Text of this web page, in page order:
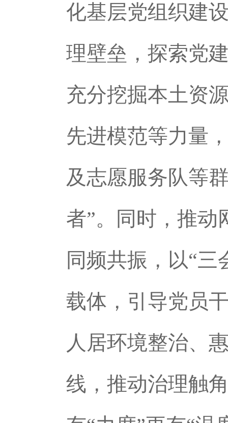
化基层党组织建
理壁垒，探索党
充分挖掘本土资
先进模范等力量
及志愿服务队等
者”。同时，推动
同频共振，以“
载体，引导党员
人居环境整治、
线，推动治理触